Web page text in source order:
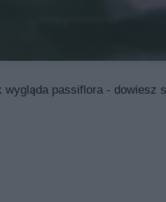
wygląda passiflora - dowiesz